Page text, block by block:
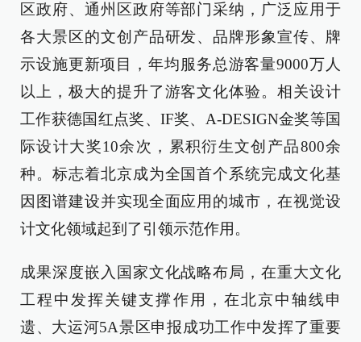
区政府、通州区政府等部门采纳，广泛应用于
各大景区的文创产品研发、品牌形象宣传、牌
示设施更新项目，年均服务总游客量9000万人
以上，极大的提升了游客文化体验。相关设计
工作获德国红点奖、IF奖、A-DESIGN金奖等国
际设计大奖10余次，累积衍生文创产品800余
种。标志着北京成为全国首个系统完成文化基
因图谱建设并实现全面应用的城市，在视觉设
计文化领域起到了引领示范作用。
成果深度嵌入国家文化战略布局，在重大文化
工程中发挥关键支撑作用，在北京中轴线申
遗、大运河5A景区申报成功工作中发挥了重要